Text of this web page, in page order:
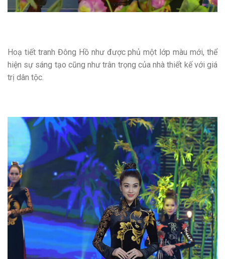
Hoạ tiết tranh Đông Hồ như được phủ một lớp màu mới, thể
hiện sự sáng tạo cũng như trân trọng của nhà thiết kế với giá
trị dân tộc.